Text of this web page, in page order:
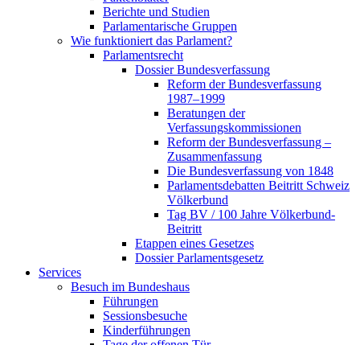
Berichte und Studien
Parlamentarische Gruppen
Wie funktioniert das Parlament?
Parlamentsrecht
Dossier Bundesverfassung
Reform der Bundesverfassung
1987–1999
Beratungen der
Verfassungskommissionen
Reform der Bundesverfassung –
Zusammenfassung
Die Bundesverfassung von 1848
Parlamentsdebatten Beitritt Schweiz
Völkerbund
Tag BV / 100 Jahre Völkerbund-
Beitritt
Etappen eines Gesetzes
Dossier Parlamentsgesetz
Services
Besuch im Bundeshaus
Führungen
Sessionsbesuche
Kinderführungen